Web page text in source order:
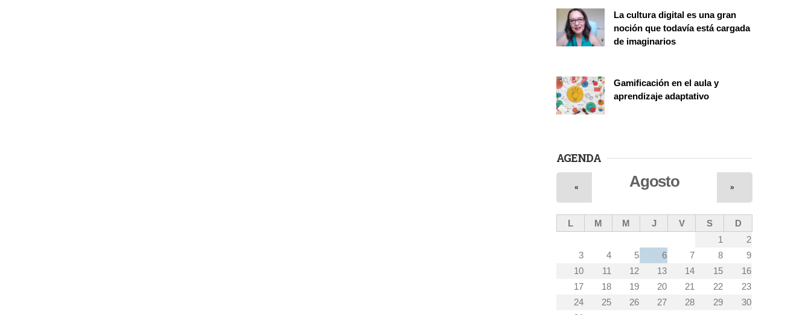
La cultura digital es una gran
noción que todavía está cargada
de imaginarios
Gamificación en el aula y
aprendizaje adaptativo
AGENDA
Agosto
« »
L M M J V S
D
1
2
3
4 5 6 7 8
9
10
11 12 13 14 15
16
17
18 19 20 21 22
23
24
25 26 27 28 29
30